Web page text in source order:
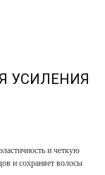
УСИЛЕНИЯ
и четкую
и сохраняет волосы